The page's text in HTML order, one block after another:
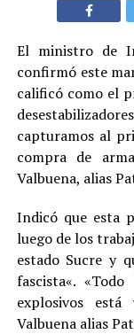
El ministro de
confirmó este
calificó como el
capturamos al
compra de
Valbuena, alias
Indicó que esta
luego de los
estado Sucre y
fascista«.
explosivos
Valbuena alias